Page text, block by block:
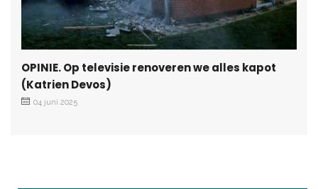
OPINIE. Op televisie renoveren we alles kapot
(Katrien Devos)
04 juni 2025